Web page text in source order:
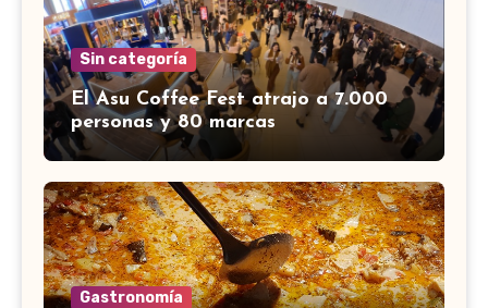
Sin categoría
El Asu Coffee Fest atrajo a 7.000
personas y 80 marcas
Gastronomía